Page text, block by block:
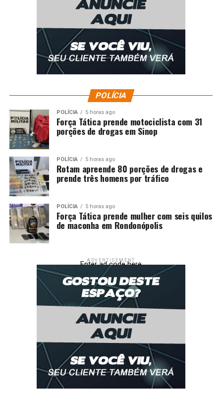
POLÍCIA
POLÍCIA 5 horas ago
Força Tática prende motociclista com 31
porções de drogas em Sinop
POLÍCIA 5 horas ago
Rotam apreende 80 porções de drogas e
prende três homens por tráfico
POLÍCIA 5 horas ago
Força Tática prende mulher com seis quilos
de maconha em Rondonópolis
ADVERTISEMENT
Enter ad code here